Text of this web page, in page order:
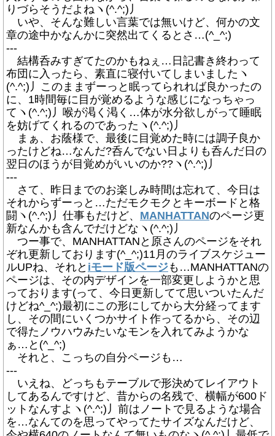
りづらそうだよねヽ(^.^;)丿
いや、そんな難しい言葉では無いけど、何かの文
章の途中かなんかに突然出てくるとさ…(^_^;)
---
結構呑みすぎてたのかもねぇ…日記書き終わって
布団に入ったら、素直に寝付いてしまいましたヽ
(^.^;)丿このままずーっと眠ってられれば良かったの
に、1時間毎に目が覚めるような感じになっちゃっ
てヽ(^.^;)丿喉が渇く渇く…体が水分欲しがって睡眠
を妨げてくれるのであったヽ(^.^;)丿
まぁ、お蔭様で、最後に目覚めた時には調子良か
ったけどね…なんだ?呑んでない日よりも呑んだ日の
翌日のほうが目覚めがいいのか??ヽ(^.^;)丿
---
さて、昨日までのお楽しみ時間は忘れて、今日は
それからずーっと…ただモクモクとキーボードと格
闘ヽ(^.^;)丿仕事もだけど、 MANHATTANのページ更
新なんかも含んでだけどなヽ(^.^;)丿
つー事で、MANHATTANと 原さんのページをそれ
ぞれ更新しております(^_^;)11月のライブスケジュー
ルUPね、それと iモード版ページも…MANHATTANの
ページは、その内デザインを一部変更しようかと思
っております(って、今日更新してて思いついたんだ
けどね^_^;)最初にこの形にしてから大分経ってます
し、その間にいくつかサイト作ってるから、その辺
で得たノウハウみたいなモンを入れてみようかな
ぁ…と(^_^;)
それと、こっちの自分ページも…
---
いえね、どっちもテーブルで形決めてレイアウト
してあるんですけど、昔からの名残で、横幅が600ド
ットなんすよヽ(^.^;)丿前はノートで見るような場合
を…なんてのを思ってやってたサイズなんだけど、